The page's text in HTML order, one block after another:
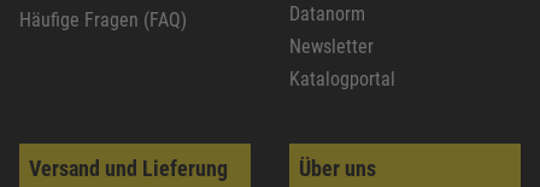
Häufige Fragen (FAQ)
Datanorm
Newsletter
Katalogportal
Versand und Lieferung Über uns